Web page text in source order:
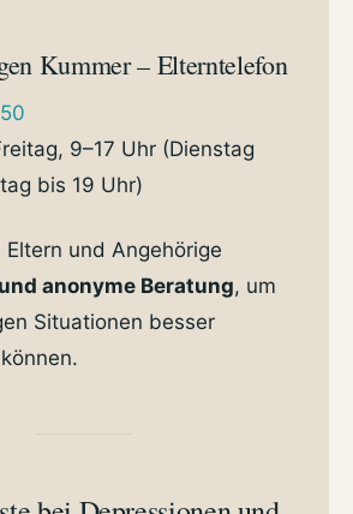
Kummer – Elterntelefon
9–17 Uhr (Dienstag
bis 19 Uhr)
und Angehörige
anonyme Beratung, um
Situationen besser